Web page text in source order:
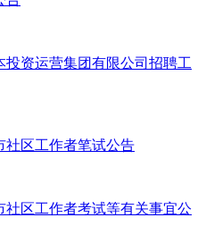
投资运营集团有限公司招聘工
社区工作者笔试公告
社区工作者考试等有关事宜公